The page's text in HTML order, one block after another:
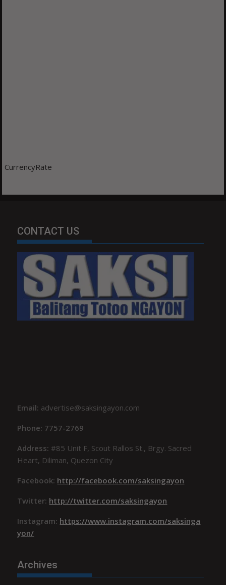
CurrencyRate
CONTACT US
Email: advertise@saksingayon.com
Phone: 7757-2769
Address:#85 Unit F, Scout Rallos St., Brgy. Sacred
Heart, Diliman, Quezon City
Facebook: http://facebook.com/saksingayon
Twitter: http://twitter.com/saksingayon
Instagram: https://www.instagram.com/saksinga
yon/
Archives